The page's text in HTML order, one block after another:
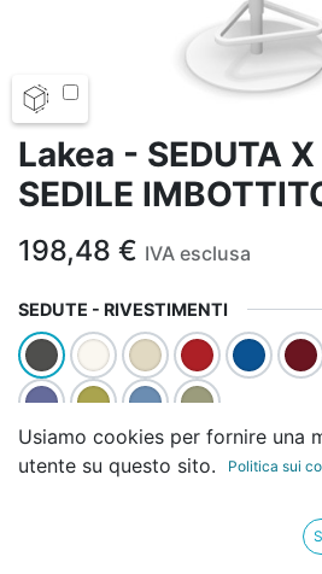
Lakea - SEDUTA
SEDILE
198,48 € IVA esclusa
SEDUTE - RIVESTIMENTI
SEDUTE - COLORE SCOCCA
Usiamo cookies per fornire una
utente su questo sito.
Politica sui